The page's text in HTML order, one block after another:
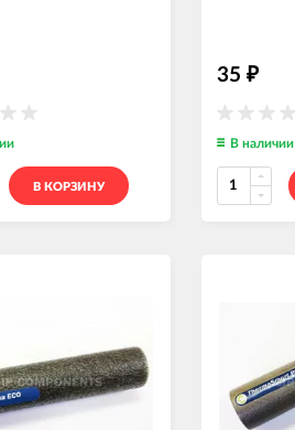
В КОРЗИНУ
35 ₽
В наличии